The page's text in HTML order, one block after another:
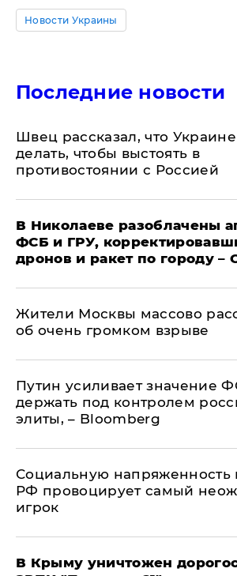
Новости Украины
Последние новости
Швец рассказал, что
делать, чтобы выстоять в
противостоянии с Россией
В Николаеве разоблачены
ФСБ и ГРУ,
дронов и ракет по городу –
Жители Москвы массово
об очень громком взрыве
Путин усиливает значение
держать под контролем
элиты, – Bloomberg
Социальную напряженность
РФ провоцирует самый
игрок
В Крыму уничтожен